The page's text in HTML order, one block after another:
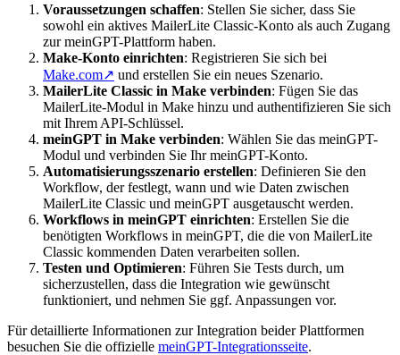
Voraussetzungen schaffen: Stellen Sie sicher, dass Sie
sowohl ein aktives MailerLite Classic-Konto als auch Zugang
zur meinGPT-Plattform haben.
Make-Konto einrichten: Registrieren Sie sich bei
Make.com↗ und erstellen Sie ein neues Szenario.
MailerLite Classic in Make verbinden: Fügen Sie das
MailerLite-Modul in Make hinzu und authentifizieren Sie sich
mit Ihrem API-Schlüssel.
meinGPT in Make verbinden: Wählen Sie das meinGPT-
Modul und verbinden Sie Ihr meinGPT-Konto.
Automatisierungsszenario erstellen: Definieren Sie den
Workflow, der festlegt, wann und wie Daten zwischen
MailerLite Classic und meinGPT ausgetauscht werden.
Workflows in meinGPT einrichten: Erstellen Sie die
benötigten Workflows in meinGPT, die die von MailerLite
Classic kommenden Daten verarbeiten sollen.
Testen und Optimieren: Führen Sie Tests durch, um
sicherzustellen, dass die Integration wie gewünscht
funktioniert, und nehmen Sie ggf. Anpassungen vor.
Für detaillierte Informationen zur Integration beider Plattformen
besuchen Sie die offizielle meinGPT-Integrationsseite.